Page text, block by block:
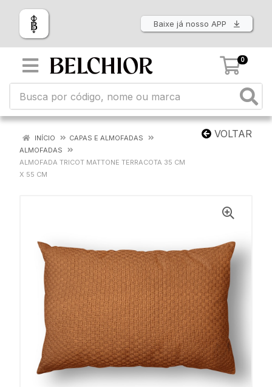
Baixe já nosso APP
0
VOLTAR
INÍCIO
CAPAS E ALMOFADAS
ALMOFADAS
ALMOFADA TRICOT MATTONE TERRACOTA 35 CM
X 55 CM